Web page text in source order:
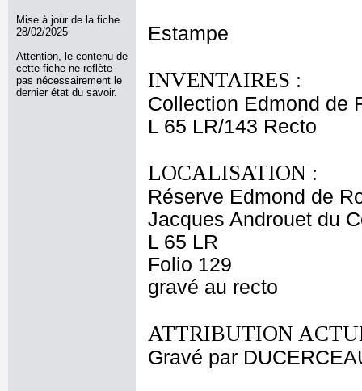
Mise à jour de la fiche
28/02/2025
Attention, le contenu de
cette fiche ne reflète
pas nécessairement le
dernier état du savoir.
Estampe
INVENTAIRES :
Collection Edmond de
L 65 LR/143 Recto
LOCALISATION :
Réserve Edmond de
Jacques Androuet du
L 65 LR
Folio 129
gravé au recto
ATTRIBUTION
Gravé par